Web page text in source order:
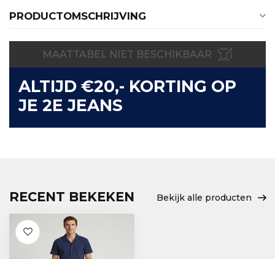
PRODUCTOMSCHRIJVING
MAATTABEL NIET BESCHIKBAAR
ALTIJD €20,- KORTING OP
JE 2E JEANS
RECENT BEKEKEN Bekijk alle producten